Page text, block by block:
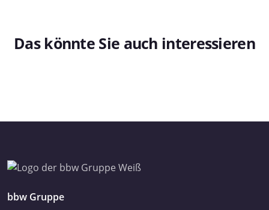
Das könnte Sie auch interessieren
bbw Gruppe